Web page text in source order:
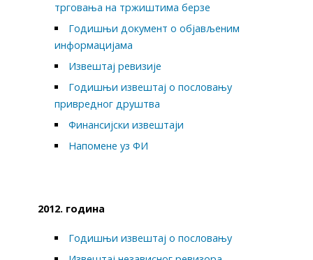
трговања на тржиштима берзе
Годишњи документ о објављеним
информацијама
Извештај ревизије
Годишњи извештај о пословању
привредног друштва
Финансијски извештаји
Напомене уз ФИ
2012. година
Годишњи извештај о пословању